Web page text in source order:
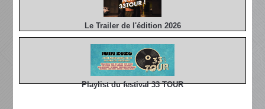
Le Trailer de l'édition 2026
Playlist du festival 33 TOUR